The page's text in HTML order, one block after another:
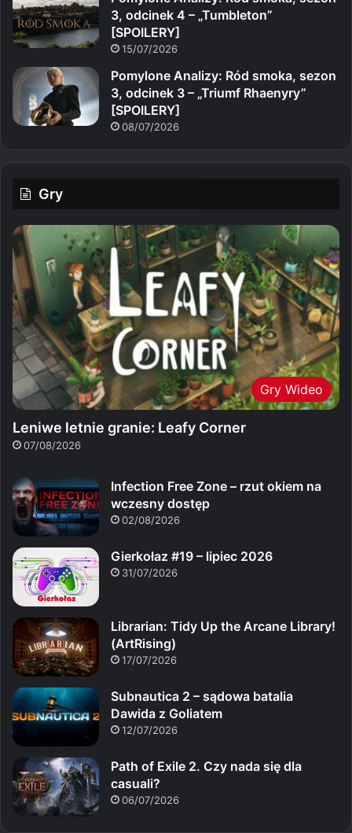
3, odcinek 4 – „Tumbleton”
[SPOILERY]
15/07/2026
Pomylone Analizy: Ród smoka, sezon
3, odcinek 3 – „Triumf Rhaenyry”
[SPOILERY]
08/07/2026
Gry
Gry Wideo
Leniwe letnie granie: Leafy Corner
07/08/2026
Infection Free Zone – rzut okiem na
wczesny dostęp
02/08/2026
Gierkołaz #19 – lipiec 2026
31/07/2026
Librarian: Tidy Up the Arcane Library!
(ArtRising)
17/07/2026
Subnautica 2 – sądowa batalia
Dawida z Goliatem
12/07/2026
Path of Exile 2. Czy nada się dla
casuali?
06/07/2026